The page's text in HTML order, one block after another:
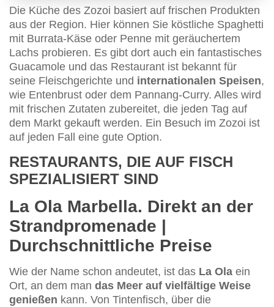
Die Küche des Zozoi basiert auf frischen Produkten
aus der Region. Hier können Sie köstliche Spaghetti
mit Burrata-Käse oder Penne mit geräuchertem
Lachs probieren. Es gibt dort auch ein fantastisches
Guacamole und das Restaurant ist bekannt für
seine Fleischgerichte und internationalen Speisen,
wie Entenbrust oder dem Pannang-Curry. Alles wird
mit frischen Zutaten zubereitet, die jeden Tag auf
dem Markt gekauft werden. Ein Besuch im Zozoi ist
auf jeden Fall eine gute Option.
RESTAURANTS, DIE AUF FISCH
SPEZIALISIERT SIND
La Ola Marbella. Direkt an der
Strandpromenade |
Durchschnittliche Preise
Wie der Name schon andeutet, ist das La Ola ein
Ort, an dem man das Meer auf vielfältige Weise
genießen kann. Von Tintenfisch, über die